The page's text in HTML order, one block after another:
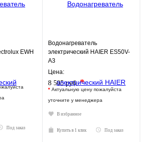
EWH
Под заказ
Водонагреватель
электрический HAIER ES50V-
A3
Цена:
8 505 руб.*
* Актуальную цену пожалуйста
уточните у менеджера
В избранное
Купить в 1 клик Под заказ